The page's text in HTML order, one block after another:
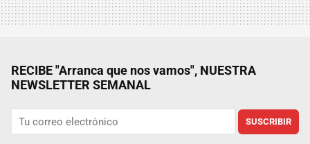
RECIBE "Arranca que nos vamos", NUESTRA
NEWSLETTER SEMANAL
SUSCRIBIR